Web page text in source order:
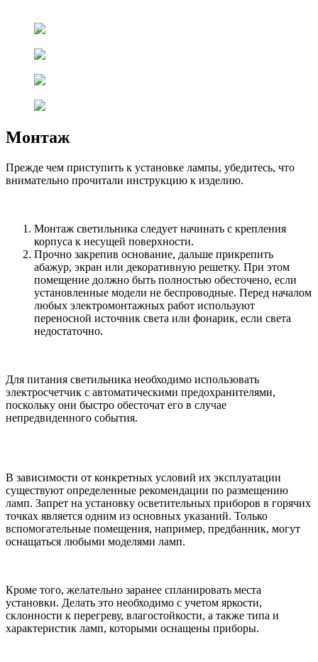
Монтаж
Прежде чем приступить к установке лампы, убедитесь, что
внимательно прочитали инструкцию к изделию.
Монтаж светильника следует начинать с крепления
корпуса к несущей поверхности.
Прочно закрепив основание, дальше прикрепить
абажур, экран или декоративную решетку. При этом
помещение должно быть полностью обесточено, если
установленные модели не беспроводные. Перед началом
любых электромонтажных работ используют
переносной источник света или фонарик, если света
недостаточно.
Для питания светильника необходимо использовать
электросчетчик с автоматическими предохранителями,
поскольку они быстро обесточат его в случае
непредвиденного события.
В зависимости от конкретных условий их эксплуатации
существуют определенные рекомендации по размещению
ламп. Запрет на установку осветительных приборов в горячих
точках является одним из основных указаний. Только
вспомогательные помещения, например, предбанник, могут
оснащаться любыми моделями ламп.
Кроме того, желательно заранее спланировать места
установки. Делать это необходимо с учетом яркости,
склонности к перегреву, влагостойкости, а также типа и
характеристик ламп, которыми оснащены приборы.